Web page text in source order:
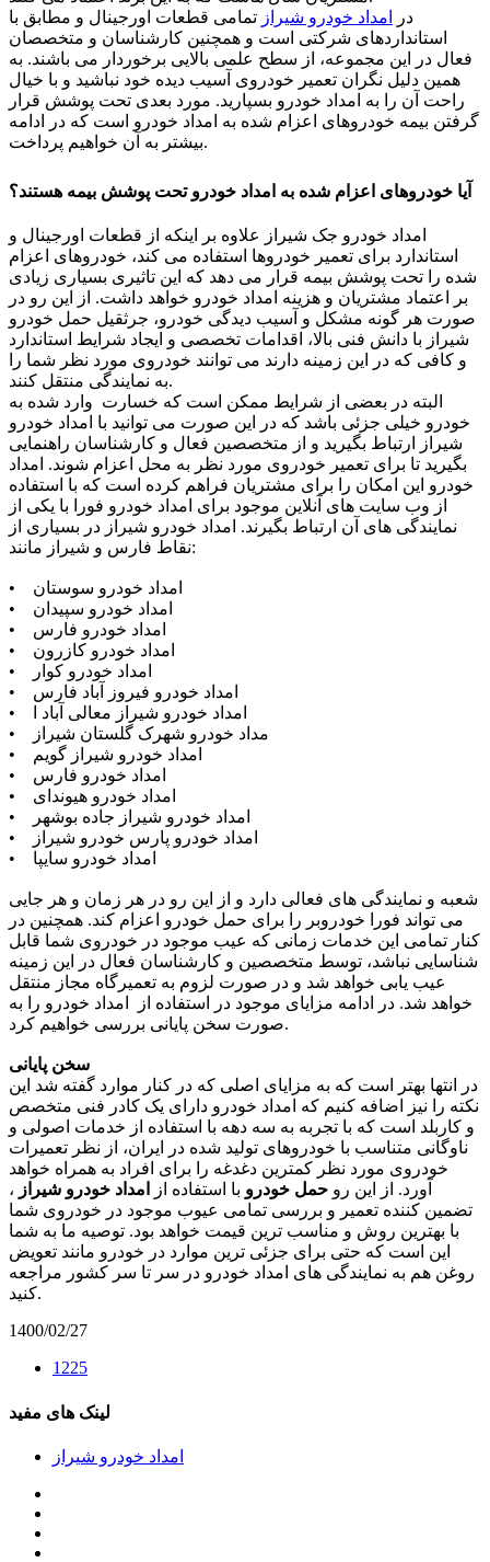
در
امداد خودرو شیراز تمامی قطعات اورجینال و مطابق با
استانداردهای شرکتی است و همچنین کارشناسان و متخصصان
فعال در این مجموعه، از سطح علمی بالایی برخوردار می باشند. به
همین دلیل نگران تعمیر خودروی آسیب دیده خود نباشید و با خیال
راحت آن را به امداد خودرو بسپارید. مورد بعدی تحت پوشش قرار
گرفتن بیمه خودروهای اعزام شده به امداد خودرو است که در ادامه
بیشتر به آن خواهیم پرداخت.
آیا خودروهای اعزام شده به امداد خودرو تحت پوشش بیمه هستند؟
امداد خودرو جک شیراز علاوه بر اینکه از قطعات اورجینال و
استاندارد برای تعمیر خودروها استفاده می کند، خودروهای اعزام
شده را تحت پوشش بیمه قرار می دهد که این تاثیری بسیاری زیادی
بر اعتماد مشتریان و هزینه امداد خودرو خواهد داشت. از این رو در
صورت هر گونه مشکل و آسیب دیدگی خودرو، جرثقیل حمل خودرو
شیراز با دانش فنی بالا، اقدامات تخصصی و ایجاد شرایط استاندارد
و کافی که در این زمینه دارند می توانند خودروی مورد نظر شما را
به نمایندگی منتقل کنند.
البته در بعضی از شرایط ممکن است که خسارت وارد شده به
خودرو خیلی جزئی باشد که در این صورت می توانید با امداد خودرو
شیراز ارتباط بگیرید و از متخصصین فعال و کارشناسان راهنمایی
بگیرید تا برای تعمیر خودروی مورد نظر به محل اعزام شوند. امداد
خودرو این امکان را برای مشتریان فراهم کرده است که با استفاده
از وب سایت های آنلاین موجود برای امداد خودرو فورا با یکی از
نمایندگی های آن ارتباط بگیرند. امداد خودرو شیراز در بسیاری از
نقاط فارس و شیراز مانند:
• امداد خودرو سوستان
• امداد خودرو سپیدان
• امداد خودرو فارس
• امداد خودرو کازرون
• امداد خودرو کوار
• امداد خودرو فیروز آباد فارس
• امداد خودرو شیراز معالی آباد ا
• مداد خودرو شهرک گلستان شیراز
• امداد خودرو شیراز گویم
• امداد خودرو فارس
• امداد خودرو هیوندای
• امداد خودرو شیراز جاده بوشهر
• امداد خودرو پارس خودرو شیراز
• امداد خودرو سایپا
شعبه و نمایندگی های فعالی دارد و از این رو در هر زمان و هر جایی
می تواند فورا خودروبر را برای حمل خودرو اعزام کند. همچنین در
کنار تمامی این خدمات زمانی که عیب موجود در خودروی شما قابل
شناسایی نباشد، توسط متخصصین و کارشناسان فعال در این زمینه
عیب یابی خواهد شد و در صورت لزوم به تعمیرگاه مجاز منتقل
خواهد شد. در ادامه مزایای موجود در استفاده از امداد خودرو را به
صورت سخن پایانی بررسی خواهیم کرد.
سخن پایانی
در انتها بهتر است که به مزایای اصلی که در کنار موارد گفته شد این
نکته را نیز اضافه کنیم که امداد خودرو دارای یک کادر فنی متخصص
و کاربلد است که با تجربه به سه دهه با استفاده از خدمات اصولی و
ناوگانی متناسب با خودروهای تولید شده در ایران، از نظر تعمیرات
خودروی مورد نظر کمترین دغدغه را برای افراد به همراه خواهد
آورد. از این رو حمل خودرو با استفاده از امداد خودرو شیراز ،
تضمین کننده تعمیر و بررسی تمامی عیوب موجود در خودروی شما
با بهترین روش و مناسب ترین قیمت خواهد بود. توصیه ما به شما
این است که حتی برای جزئی ترین موارد در خودرو مانند تعویض
روغن هم به نمایندگی های امداد خودرو در سر تا سر کشور مراجعه
کنید.
1400/02/27
1225
لینک های مفید
امداد خودرو شیراز